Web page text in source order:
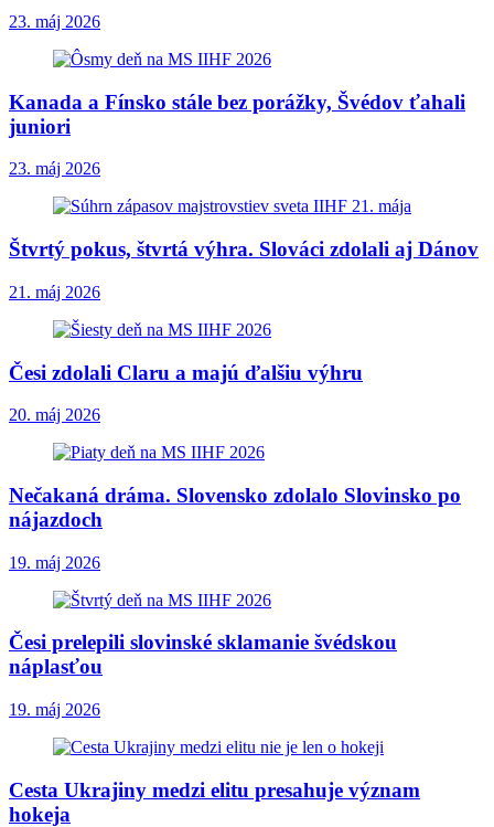
23. máj 2026
Kanada a Fínsko stále bez porážky, Švédov ťahali
juniori
23. máj 2026
Štvrtý pokus, štvrtá výhra. Slováci zdolali aj Dánov
21. máj 2026
Česi zdolali Claru a majú ďalšiu výhru
20. máj 2026
Nečakaná dráma. Slovensko zdolalo Slovinsko po
nájazdoch
19. máj 2026
Česi prelepili slovinské sklamanie švédskou
náplasťou
19. máj 2026
Cesta Ukrajiny medzi elitu presahuje význam
hokeja